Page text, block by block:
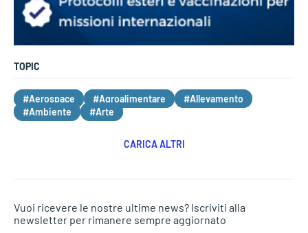
TOPIC
#Aerospace #Agroalimentare
#Allevamento
#Ambiente
#Arte
CARICA ALTRI
Vuoi ricevere le nostre ultime news? Iscriviti alla
newsletter per rimanere sempre aggiornato